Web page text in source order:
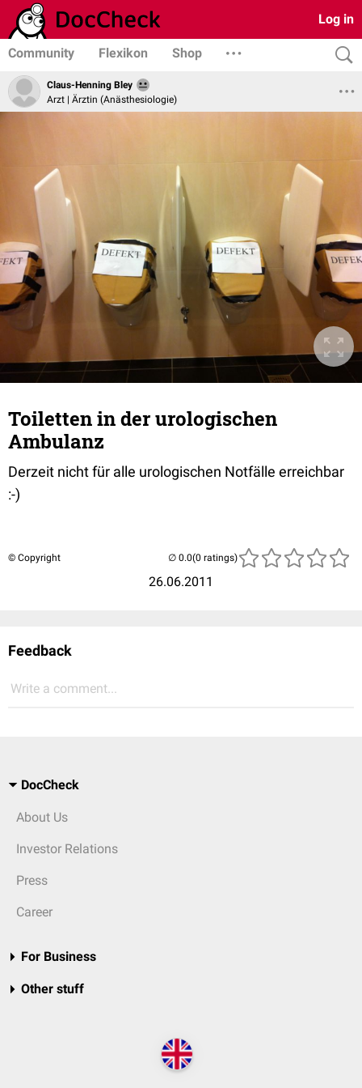
Log in
Community Flexikon Shop
Claus-Henning Bley
Arzt | Ärztin (Anästhesiologie)
Toiletten in der urologischen
Ambulanz
Derzeit nicht für alle urologischen Notfälle erreichbar
:-)
© Copyright
26.06.2011
(0 ratings)
Feedback
Write a comment...
DocCheck
About Us
Investor Relations
Press
Career
For Business
Other stuff